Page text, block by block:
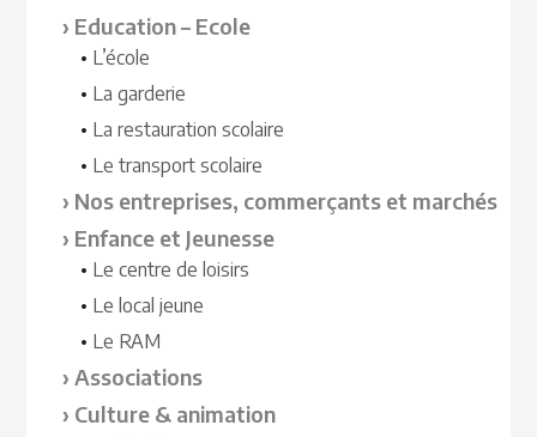
Education – Ecole
L’école
La garderie
La restauration scolaire
Le transport scolaire
Nos entreprises, commerçants et marchés
Enfance et Jeunesse
Le centre de loisirs
Le local jeune
Le RAM
Associations
Culture & animation